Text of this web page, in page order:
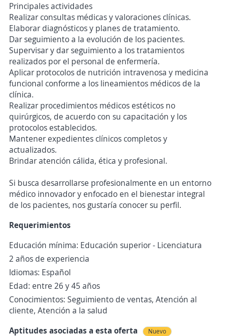
Principales actividades
Realizar consultas médicas y valoraciones clínicas.
Elaborar diagnósticos y planes de tratamiento.
Dar seguimiento a la evolución de los pacientes.
Supervisar y dar seguimiento a los tratamientos
realizados por el personal de enfermería.
Aplicar protocolos de nutrición intravenosa y medicina
funcional conforme a los lineamientos médicos de la
clínica.
Realizar procedimientos médicos estéticos no
quirúrgicos, de acuerdo con su capacitación y los
protocolos establecidos.
Mantener expedientes clínicos completos y
actualizados.
Brindar atención cálida, ética y profesional.
Si busca desarrollarse profesionalmente en un entorno
médico innovador y enfocado en el bienestar integral
de los pacientes, nos gustaría conocer su perfil.
Requerimientos
Educación mínima: Educación superior - Licenciatura
2 años de experiencia
Idiomas: Español
Edad: entre 26 y 45 años
Conocimientos: Seguimiento de ventas, Atención al
cliente, Atención a la salud
Aptitudes asociadas a esta oferta
Nuevo